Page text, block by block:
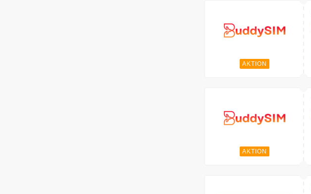
AKTION
AKTION